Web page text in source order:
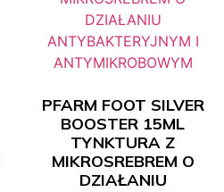
PFARM FOOT SILVER
BOOSTER 15ML
TYNKTURA Z
MIKROSREBREM O
DZIAŁANIU